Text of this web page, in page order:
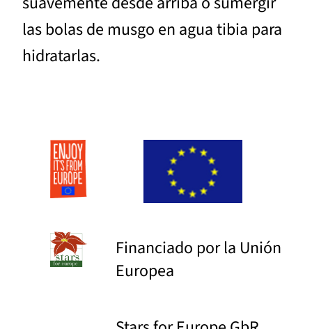
las bolas de musgo en agua tibia para
hidratarlas.
Financiado por la Unión
Europea